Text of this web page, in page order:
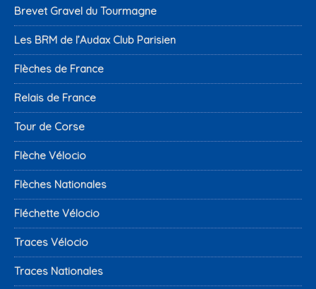
Brevet Gravel du Tourmagne
Les BRM de l’Audax Club Parisien
Flèches de France
Relais de France
Tour de Corse
Flèche Vélocio
Flèches Nationales
Fléchette Vélocio
Traces Vélocio
Traces Nationales